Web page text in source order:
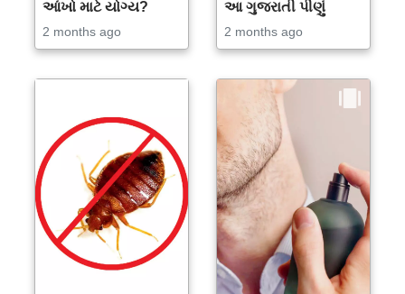
આંખો માટે યોગ્ય?
2 months ago
આ ગુજરાતી પીણું
2 months ago